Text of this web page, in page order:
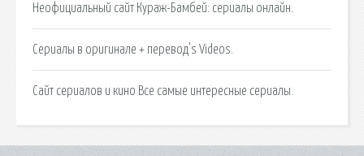
Неофициальный сайт Кураж-Бамбей: сериалы онлайн.
Сериалы в оригинале + перевод's Videos.
Сайт сериалов и кино Все самые интересные сериалы.